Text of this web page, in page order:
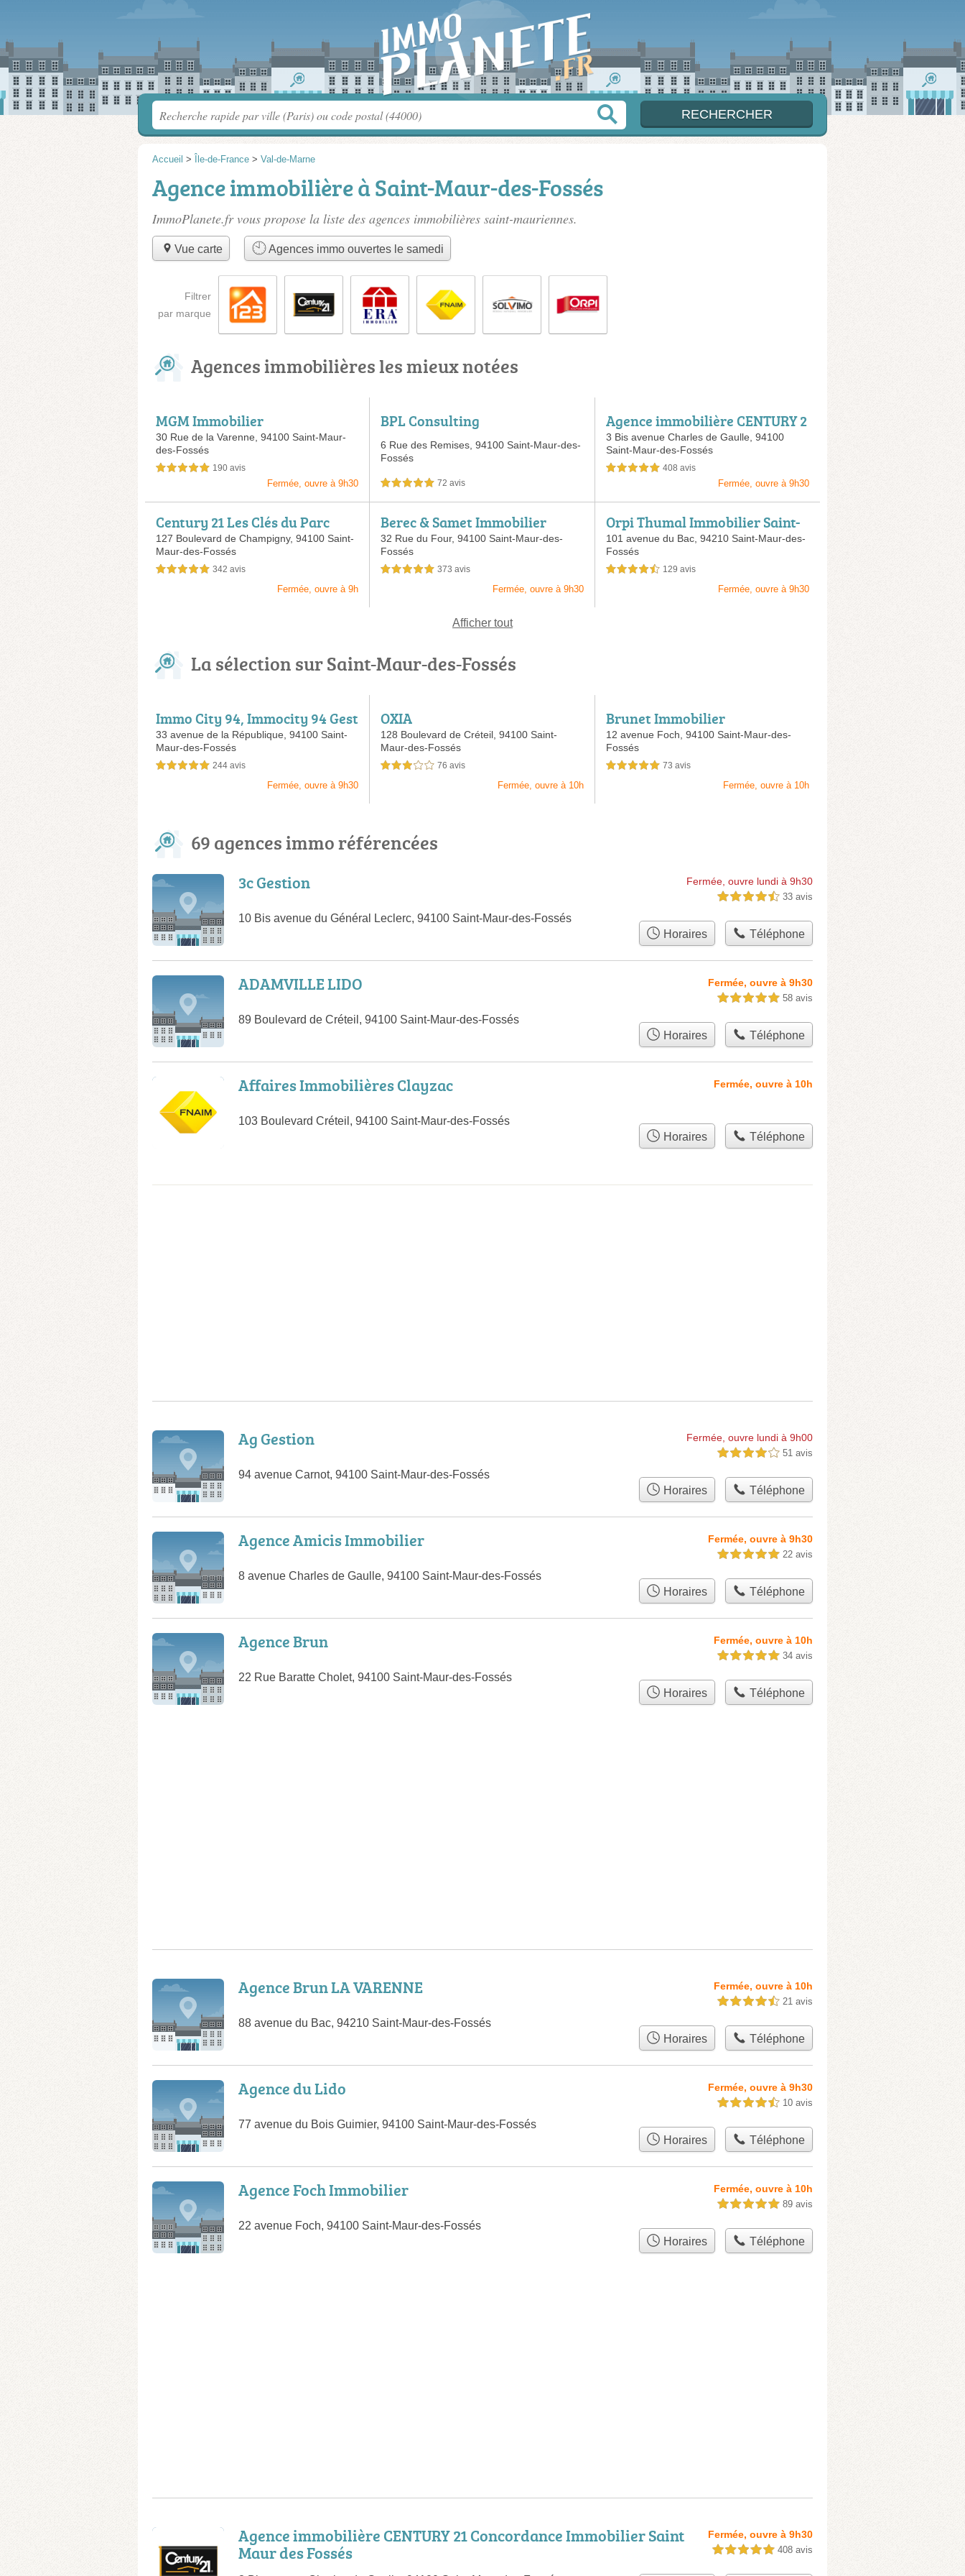
Accueil > Île-de-France > Val-de-Marne
Agence immobilière à Saint-Maur-des-Fossés
ImmoPlanete.fr vous propose la liste des agences immobilières saint-mauriennes.
Vue carte Agences immo ouvertes le samedi
Filtrer
par marque
Agences immobilières les mieux notées
MGM Immobilier
30 Rue de la Varenne, 94100 Saint-Maur-
des-Fossés
5,0 étoiles sur 5 190 avis
Fermée, ouvre à 9h30
BPL Consulting
6 Rue des Remises,94100 Saint-Maur-des-
Fossés
5,0 étoiles sur 5 72 avis
Agence immobilière CENTURY 2
1 Concordance Immobilier Saint
Maur des Fossés
3 Bis avenue Charles de Gaulle, 94100
Saint-Maur-des-Fossés
5,0 étoiles sur 5 408 avis
Fermée, ouvre à 9h30
Century 21 Les Clés du Parc
127 Boulevard de Champigny, 94100 Saint-
Maur-des-Fossés
5,0 étoiles sur 5 342 avis
Fermée, ouvre à 9h
Berec & Samet Immobilier
32 Rue du Four,94100 Saint-Maur-des-
Fossés
5,0 étoiles sur 5 373 avis
Fermée, ouvre à 9h30
Orpi Thumal Immobilier Saint-
Maur-des-Fossés
101 avenue du Bac, 94210 Saint-Maur-des-
Fossés
4,5 étoiles sur 5 129 avis
Fermée, ouvre à 9h30
Afficher tout
La sélection sur Saint-Maur-des-Fossés
Immo City 94, Immocity 94 Gest
ion, Immo Gestion Locative, Jai
meleshopping.com, Yipikai.com
33 avenue de la République, 94100 Saint-
Maur-des-Fossés
5,0 étoiles sur 5 244 avis
Fermée, ouvre à 9h30
OXIA
128 Boulevard de Créteil,94100 Saint-
Maur-des-Fossés
3,0 étoiles sur 5 76 avis
Fermée, ouvre à 10h
Brunet Immobilier
12 avenue Foch, 94100 Saint-Maur-des-
Fossés
5,0 étoiles sur 5 73 avis
Fermée, ouvre à 10h
69 agences immo référencées
3c Gestion
10 Bis avenue du Général Leclerc, 94100 Saint-Maur-des-Fossés
Fermée, ouvre lundi à 9h30
4,5 étoiles sur 5 33 avis
Horaires Téléphone
ADAMVILLE LIDO
89 Boulevard de Créteil, 94100 Saint-Maur-des-Fossés
Fermée, ouvre à 9h30
5,0 étoiles sur 5 58 avis
Horaires Téléphone
Affaires Immobilières Clayzac
103 Boulevard Créteil, 94100 Saint-Maur-des-Fossés
Fermée, ouvre à 10h
Horaires Téléphone
Ag Gestion
94 avenue Carnot, 94100 Saint-Maur-des-Fossés
Fermée, ouvre lundi à 9h00
4,0 étoiles sur 5 51 avis
Horaires Téléphone
Agence Amicis Immobilier
8 avenue Charles de Gaulle, 94100 Saint-Maur-des-Fossés
Fermée, ouvre à 9h30
5,0 étoiles sur 5 22 avis
Horaires Téléphone
Agence Brun
22 Rue Baratte Cholet, 94100 Saint-Maur-des-Fossés
Fermée, ouvre à 10h
5,0 étoiles sur 5 34 avis
Horaires Téléphone
Agence Brun LA VARENNE
88 avenue du Bac, 94210 Saint-Maur-des-Fossés
Fermée, ouvre à 10h
4,5 étoiles sur 5 21 avis
Horaires Téléphone
Agence du Lido
77 avenue du Bois Guimier, 94100 Saint-Maur-des-Fossés
Fermée, ouvre à 9h30
4,5 étoiles sur 5 10 avis
Horaires Téléphone
Agence Foch Immobilier
22 avenue Foch, 94100 Saint-Maur-des-Fossés
Fermée, ouvre à 10h
5,0 étoiles sur 5 89 avis
Horaires Téléphone
Agence immobilière CENTURY 21 Concordance Immobilier Saint
Maur des Fossés
Fermée, ouvre à 9h30
5,0 étoiles sur 5 408 avis